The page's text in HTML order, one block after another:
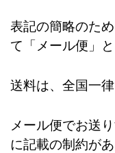
表記の簡略のた
て「メール便」
送料は、全国一律
メール便でお送
に記載の制約があ